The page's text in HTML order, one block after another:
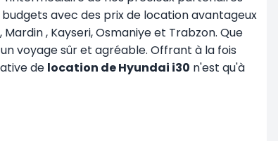
avec des prix de location avantageux
Mardin, Kayseri, Osmaniye et Trabzon. Que
voyage sûr et agréable. Offrant à la fois
de location de Hyundai i30 n'est qu'à